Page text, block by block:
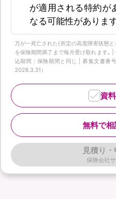
が適用される特約が
なる可能性がありま
万が一死亡された(所定の高度障害状態
を保険期間満了まで毎月受け取れます｡
込期間：保険期間と同じ | 募集文書番
2028.3.31）
無料で
資
見積り
保険会社